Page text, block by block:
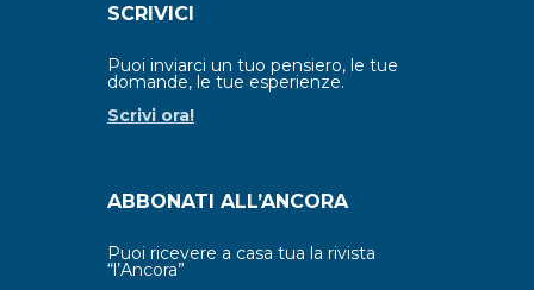
SCRIVICI
Puoi inviarci un tuo pensiero, le tue
domande, le tue esperienze.
Scrivi ora!
ABBONATI ALL’ANCORA
Puoi ricevere a casa tua la rivista
“l’Ancora”